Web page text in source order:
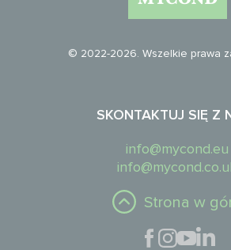
© 2022-2026. Wszelkie prawa
SKONTAKTUJ SIĘ Z
info@mycond.eu
Strona w